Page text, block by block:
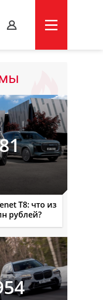
T8: что из
рублей?